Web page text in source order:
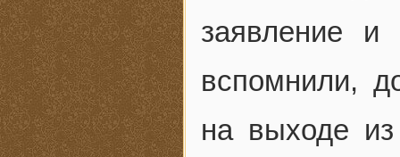
заявление
вспомнили,
на выходе